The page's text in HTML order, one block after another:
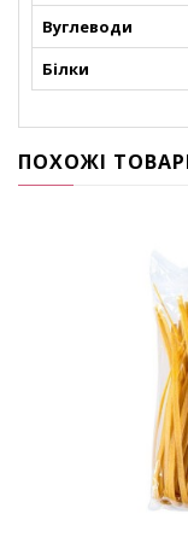
Вуглеводи
Білки
ПОХОЖІ